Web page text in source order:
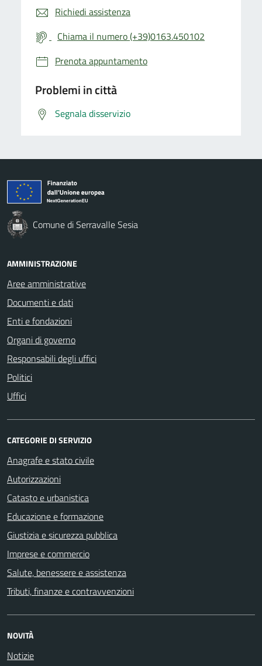
Richiedi assistenza
Chiama il numero (+39)0163.450102
Prenota appuntamento
Problemi in città
Segnala disservizio
Comune di Serravalle Sesia
AMMINISTRAZIONE
Aree amministrative
Documenti e dati
Enti e fondazioni
Organi di governo
Responsabili degli uffici
Politici
Uffici
CATEGORIE DI SERVIZIO
Anagrafe e stato civile
Autorizzazioni
Catasto e urbanistica
Educazione e formazione
Giustizia e sicurezza pubblica
Imprese e commercio
Salute, benessere e assistenza
Tributi, finanze e contravvenzioni
NOVITÀ
Notizie